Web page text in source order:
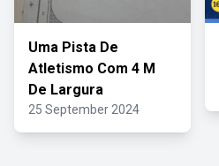
Uma Pista De
Atletismo Com 4 M
De Largura
25 September 2024